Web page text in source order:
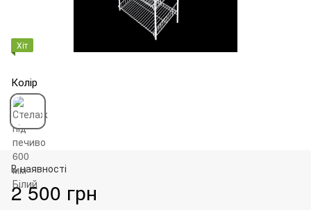
Хіт
Колір
В наявності
2 500 грн